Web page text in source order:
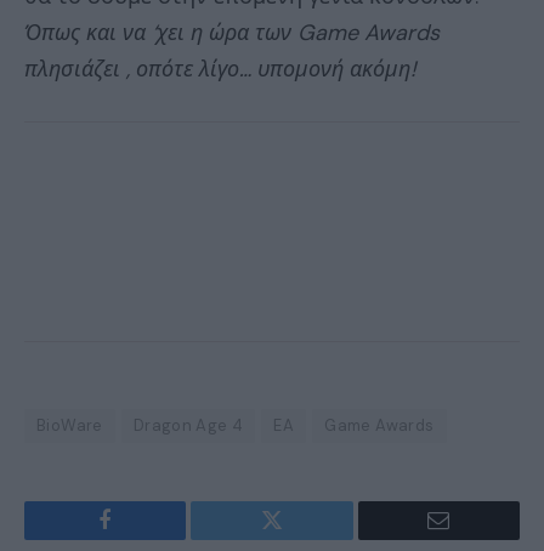
Όπως και να ‘χει η ώρα των Game Awards
πλησιάζει , οπότε λίγο… υπομονή ακόμη!
BioWare Dragon Age 4 EA Game Awards
Facebook Twitter Email